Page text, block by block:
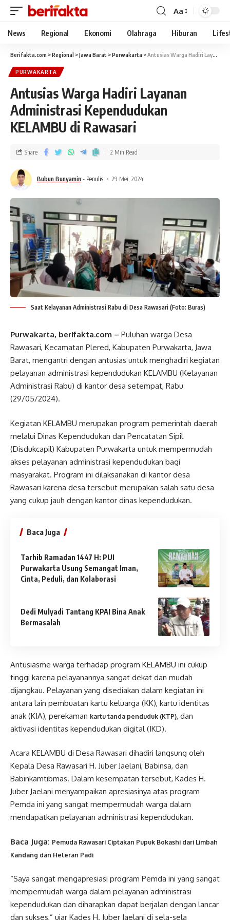
Aa
News Regional Ekonomi Olahraga Hiburan
Berifakta.com >Regional >Jawa Barat >Purwakarta >Antusias Warga Hadiri Layanan Administrasi Kependudukan KELAMBU di Rawasari
PURWAKARTA
Antusias Warga Hadiri Layanan
Administrasi Kependudukan
KELAMBU di Rawasari
Bubun Bunyamin - Penulis 29 Mei, 2024
Share 2 Min Read
Saat Kelayanan Administrasi Rabu di Desa Rawasari (Foto: Buras)
Purwakarta, berifakta.com – Puluhan warga Desa
Rawasari, Kecamatan Plered, Kabupaten Purwakarta, Jawa
Barat, mengantri dengan antusias untuk menghadiri kegiatan
pelayanan administrasi kependudukan KELAMBU (Kelayanan
Administrasi Rabu) di kantor desa setempat, Rabu
(29/05/2024).
Kegiatan KELAMBU merupakan program pemerintah daerah
melalui Dinas Kependudukan dan Pencatatan Sipil
(Disdukcapil) Kabupaten Purwakarta untuk mempermudah
akses pelayanan administrasi kependudukan bagi
masyarakat. Program ini dilaksanakan di kantor desa
Rawasari karena desa tersebut merupakan salah satu desa
yang cukup jauh dengan kantor dinas kependudukan.
Baca Juga
Tarhib Ramadan 1447 H: PUI
Purwakarta Usung Semangat Iman,
Cinta, Peduli, dan Kolaborasi
Dedi Mulyadi Tantang KPAI Bina Anak
Bermasalah
Antusiasme warga terhadap program KELAMBU ini cukup
tinggi karena pelayanannya sangat dekat dan mudah
dijangkau. Pelayanan yang disediakan dalam kegiatan ini
antara lain pembuatan kartu keluarga (KK), kartu identitas
anak (KIA), perekaman kartu tanda penduduk (KTP), dan
aktivasi identitas kependudukan digital (IKD).
Acara KELAMBU di Desa Rawasari dihadiri langsung oleh
Kepala Desa Rawasari H. Juber Jaelani, Babinsa, dan
Babinkamtibmas. Dalam kesempatan tersebut, Kades H.
Juber Jaelani menyampaikan apresiasinya atas program
Pemda ini yang sangat mempermudah warga dalam
mendapatkan pelayanan administrasi kependudukan.
Baca Juga: Pemuda Rawasari Ciptakan Pupuk Bokashi dari Limbah
Kandang dan Heleran Padi
“Saya sangat mengapresiasi program Pemda ini yang sangat
mempermudah warga dalam pelayanan administrasi
kependudukan dan diharapkan dapat berjalan dengan lancar
dan sukses,” ujar Kades H. Juber Jaelani di sela-sela